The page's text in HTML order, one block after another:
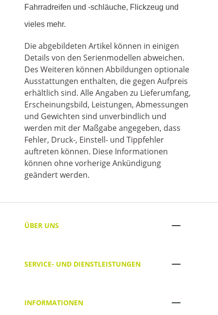
Fahrradreifen und -schläuche, Flickzeug und
vieles mehr.
Die abgebildeten Artikel können in einigen
Details von den Serienmodellen abweichen.
Des Weiteren können Abbildungen optionale
Ausstattungen enthalten, die gegen Aufpreis
erhältlich sind. Alle Angaben zu Lieferumfang,
Erscheinungsbild, Leistungen, Abmessungen
und Gewichten sind unverbindlich und
werden mit der Maßgabe angegeben, dass
Fehler, Druck-, Einstell- und Tippfehler
auftreten können. Diese Informationen
können ohne vorherige Ankündigung
geändert werden.
ÜBER UNS
SERVICE- UND DIENSTLEISTUNGEN
INFORMATIONEN